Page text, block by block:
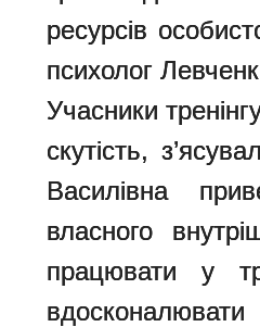
ресурсів
психолог
Учасники
скутість,
Василівна
власного
працювати у